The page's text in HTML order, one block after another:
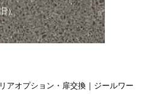
）
アオプション・扉交換｜ジールワー